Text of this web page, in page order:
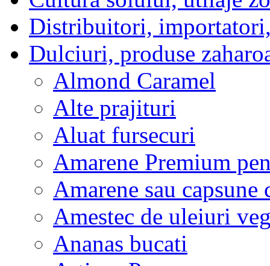
Distribuitori,
Dulciuri, produse
Almond Caramel
Alte prajituri
Aluat fursecuri
Amarene Premium
Amarene sau
Amestec de uleiuri
Ananas bucati